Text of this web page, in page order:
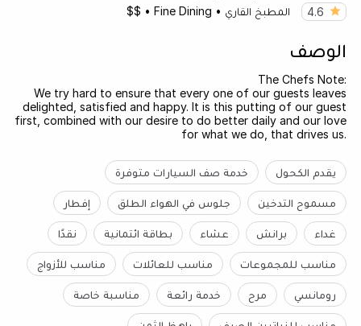
4.6
المطبخ القاري •
Fine Dining
•
$$
الوصف
The Chefs Note:
We try hard to ensure that every one of our guests leaves
delighted, satisfied and happy. It is this putting of our guest
first, combined with our desire to do better daily and our love
for what we do, that drives us.
يقدم الكحول خدمة صف السيارات متوفرة
مسموح التدخين جلوس في الهواء الطلق إفطار
غداء برانش عشاء بطاقة ائتمانية نقدًا
مناسب للمجموعات مناسب للعائلات مناسب للأزواج
رومانسي مرح خدمة رائعة مناسبة خاصة